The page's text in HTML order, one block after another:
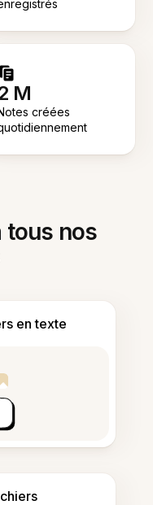
M
créées
tous nos
en texte